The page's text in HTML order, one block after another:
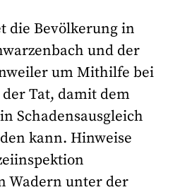
die Bevölkerung in
und der
um Mithilfe bei
Tat, damit dem
Schadensausgleich
kann. Hinweise
Wadern unter der